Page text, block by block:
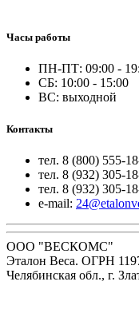
Часы работы
ПН-ПТ: 09:00 -
СБ: 10:00 - 15:00
ВС: выходной
Контакты
тел. 8 (800) 555-
тел. 8 (932) 305-
тел. 8 (932) 305-
e-mail:
ООО "ВЕСКОМС"
Эталон Веса. ОГРН
Челябинская обл., г.